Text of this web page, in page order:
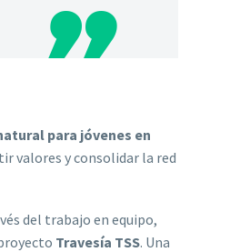

para jóvenes en
valores y consolidar la red
del trabajo en equipo,
Travesía TSS. Una